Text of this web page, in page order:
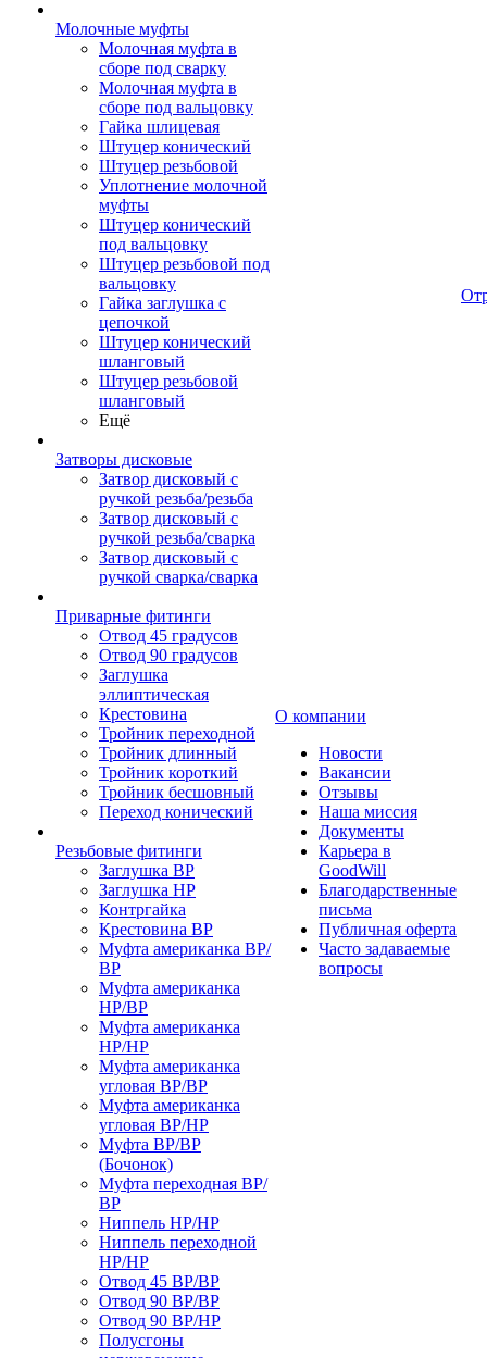
Молочные муфты
Молочная муфта в
сборе под сварку
Молочная муфта в
сборе под вальцовку
Гайка шлицевая
Штуцер конический
Штуцер резьбовой
Уплотнение молочной
муфты
Штуцер конический
под вальцовку
Штуцер резьбовой под
вальцовку
Гайка заглушка с
цепочкой
Штуцер конический
шланговый
Штуцер резьбовой
шланговый
Ещё
Затворы дисковые
Затвор дисковый с
ручкой резьба/резьба
Затвор дисковый с
ручкой резьба/сварка
Затвор дисковый с
ручкой сварка/сварка
Приварные фитинги
Отвод 45 градусов
Отвод 90 градусов
Заглушка
эллиптическая
Крестовина
Тройник переходной
Тройник длинный
Тройник короткий
Тройник бесшовный
Переход конический
Резьбовые фитинги
Заглушка ВР
Заглушка НР
Контргайка
Крестовина ВР
Муфта американка ВР/
ВР
Муфта американка
НР/ВР
Муфта американка
НР/НР
Муфта американка
угловая ВР/ВР
Муфта американка
угловая ВР/НР
Муфта ВР/ВР
(Бочонок)
Муфта переходная ВР/
ВР
Ниппель НР/НР
Ниппель переходной
НР/НР
Отвод 45 ВР/ВР
Отвод 90 ВР/ВР
Отвод 90 ВР/НР
Полусгоны
О компании
Новости
Вакансии
Отзывы
Наша миссия
Документы
Карьера в
GoodWill
Благодарственные
письма
Публичная оферта
Часто задаваемые
вопросы